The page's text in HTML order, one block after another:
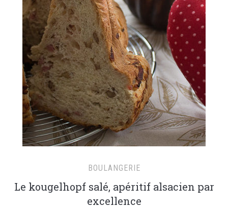
BOULANGERIE
Le kougelhopf salé, apéritif alsacien par
excellence